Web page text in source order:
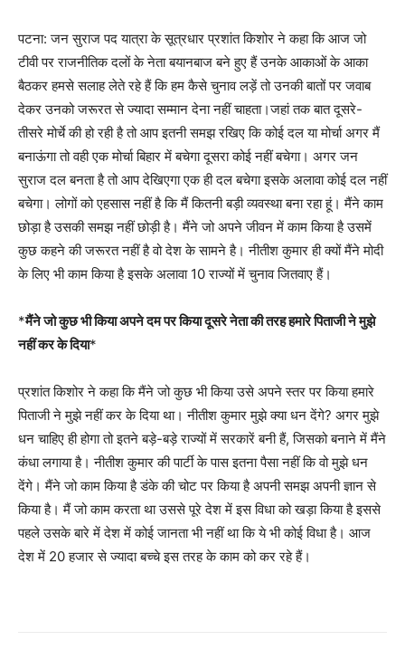
पटना: जन सुराज पद यात्रा के सूत्रधार प्रशांत किशोर ने कहा कि आज जो
टीवी पर राजनीतिक दलों के नेता बयानबाज बने हुए हैं उनके आकाओं के आका
बैठकर हमसे सलाह लेते रहे हैं कि हम कैसे चुनाव लड़ें तो उनकी बातों पर जवाब
देकर उनको जरूरत से ज्यादा सम्मान देना नहीं चाहता।जहां तक बात दूसरे-
तीसरे मोर्चे की हो रही है तो आप इतनी समझ रखिए कि कोई दल या मोर्चा अगर मैं
बनाऊंगा तो वही एक मोर्चा बिहार में बचेगा दूसरा कोई नहीं बचेगा। अगर जन
सुराज दल बनता है तो आप देखिएगा एक ही दल बचेगा इसके अलावा कोई दल नहीं
बचेगा। लोगों को एहसास नहीं है कि मैं कितनी बड़ी व्यवस्था बना रहा हूं। मैंने काम
छोड़ा है उसकी समझ नहीं छोड़ी है। मैंने जो अपने जीवन में काम किया है उसमें
कुछ कहने की जरूरत नहीं है वो देश के सामने है। नीतीश कुमार ही क्यों मैंने मोदी
के लिए भी काम किया है इसके अलावा 10 राज्यों में चुनाव जितवाए हैं।
*मैंने जो कुछ भी किया अपने दम पर किया दूसरे नेता की तरह हमारे पिताजी ने मुझे
नहीं कर के दिया*
प्रशांत किशोर ने कहा कि मैंने जो कुछ भी किया उसे अपने स्तर पर किया हमारे
पिताजी ने मुझे नहीं कर के दिया था। नीतीश कुमार मुझे क्या धन देंगे? अगर मुझे
धन चाहिए ही होगा तो इतने बड़े-बड़े राज्यों में सरकारें बनी हैं, जिसको बनाने में मैंने
कंधा लगाया है। नीतीश कुमार की पार्टी के पास इतना पैसा नहीं कि वो मुझे धन
देंगे। मैंने जो काम किया है डंके की चोट पर किया है अपनी समझ अपनी ज्ञान से
किया है। मैं जो काम करता था उससे पूरे देश में इस विधा को खड़ा किया है इससे
पहले उसके बारे में देश में कोई जानता भी नहीं था कि ये भी कोई विधा है। आज
देश में 20 हजार से ज्यादा बच्चे इस तरह के काम को कर रहे हैं।